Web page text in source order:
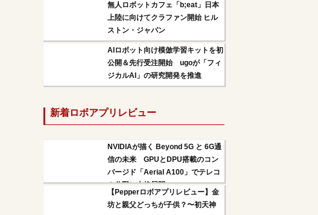
無人ロボットカフェ「b;eat」日本
上陸に向けてクラファン開始 ヒル
ストン・ジャパン
AIロボット向け模倣学習キットを初
公開＆先行受注開始 ugoが「フィ
ジカルAI」の研究開発を推進
新着ロボアプリレビュー
NVIDIAが描く Beyond 5G と 6G通
信の未来 GPUとDPU搭載のコン
バージド「Aerial A100」でテレコ
ム分野に本格展開へ
【Pepperロボアプリレビュー】金
坊と親父どっちが子供？〜初天神